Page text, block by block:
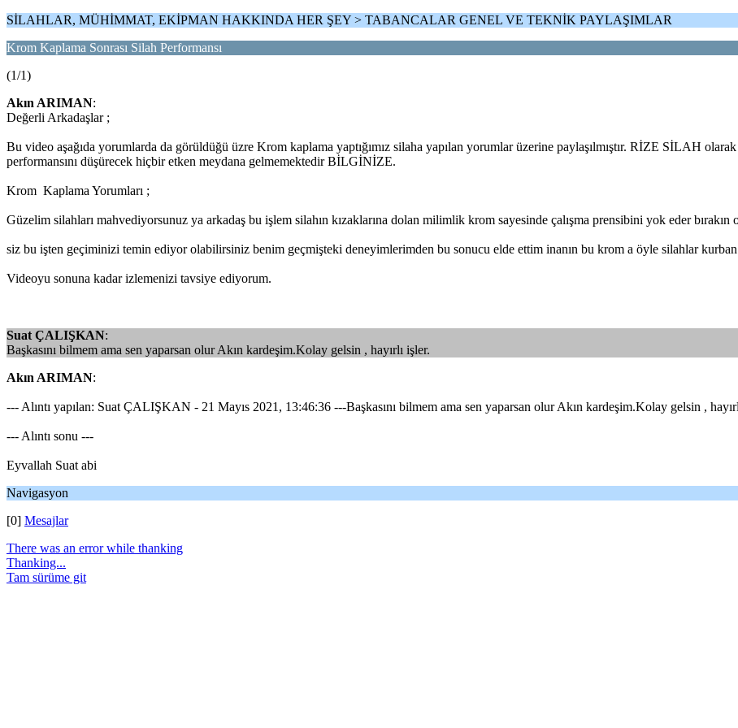
SİLAHLAR, MÜHİMMAT, EKİPMAN HAKKINDA HER ŞEY > TABANCALAR GENEL VE TEKNİK PAYLAŞIMLAR
Krom Kaplama Sonrası Silah Performansı
(1/1)
Akın ARIMAN:
Değerli Arkadaşlar ;
Bu video aşağıda yorumlarda da görüldüğü üzre Krom kaplama yaptığımız silaha yapılan yorumlar üzerine paylaşılmıştır. RİZE SİLAH
performansını düşürecek hiçbir etken meydana gelmemektedir BİLGİNİZE.
Krom Kaplama Yorumları ;
Güzelim silahları mahvediyorsunuz ya arkadaş bu işlem silahın kızaklarına dolan milimlik krom sayesinde çalışma prensibini yok eder bırakın
siz bu işten geçiminizi temin ediyor olabilirsiniz benim geçmişteki deneyimlerimden bu sonucu elde ettim inanın bu krom a öyle silahlar
Videoyu sonuna kadar izlemenizi tavsiye ediyorum.
Suat ÇALIŞKAN:
Başkasını bilmem ama sen yaparsan olur Akın kardeşim.Kolay gelsin , hayırlı işler.
Akın ARIMAN:
--- Alıntı yapılan: Suat ÇALIŞKAN - 21 Mayıs 2021, 13:46:36 ---Başkasını bilmem ama sen yaparsan olur Akın kardeşim.Kolay gelsin ,
--- Alıntı sonu ---
Eyvallah Suat abi
Navigasyon
[0] Mesajlar
There was an error while thanking
Thanking...
Tam sürüme git